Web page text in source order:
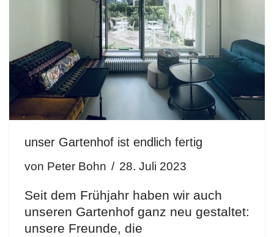
unser Gartenhof ist endlich fertig
von Peter Bohn 28. Juli 2023
Seit dem Frühjahr haben wir auch
unseren Gartenhof ganz neu gestaltet:
unsere Freunde, die